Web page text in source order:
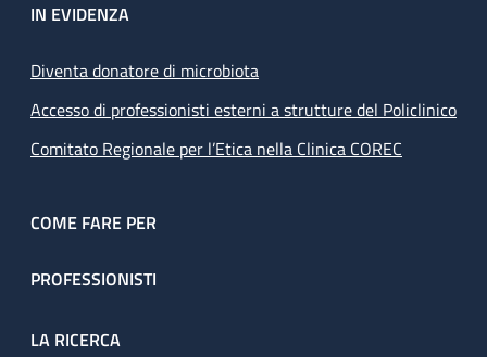
IN EVIDENZA
Diventa donatore di microbiota
Accesso di professionisti esterni a strutture del Policlinico
Comitato Regionale per l’Etica nella Clinica COREC
COME FARE PER
PROFESSIONISTI
LA RICERCA